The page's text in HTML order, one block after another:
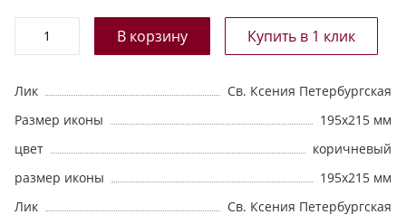
Лик
Св. Ксения Петербургская
Размер иконы
195х215 мм
цвет
коричневый
размер иконы
195х215 мм
Лик
Св. Ксения Петербургская